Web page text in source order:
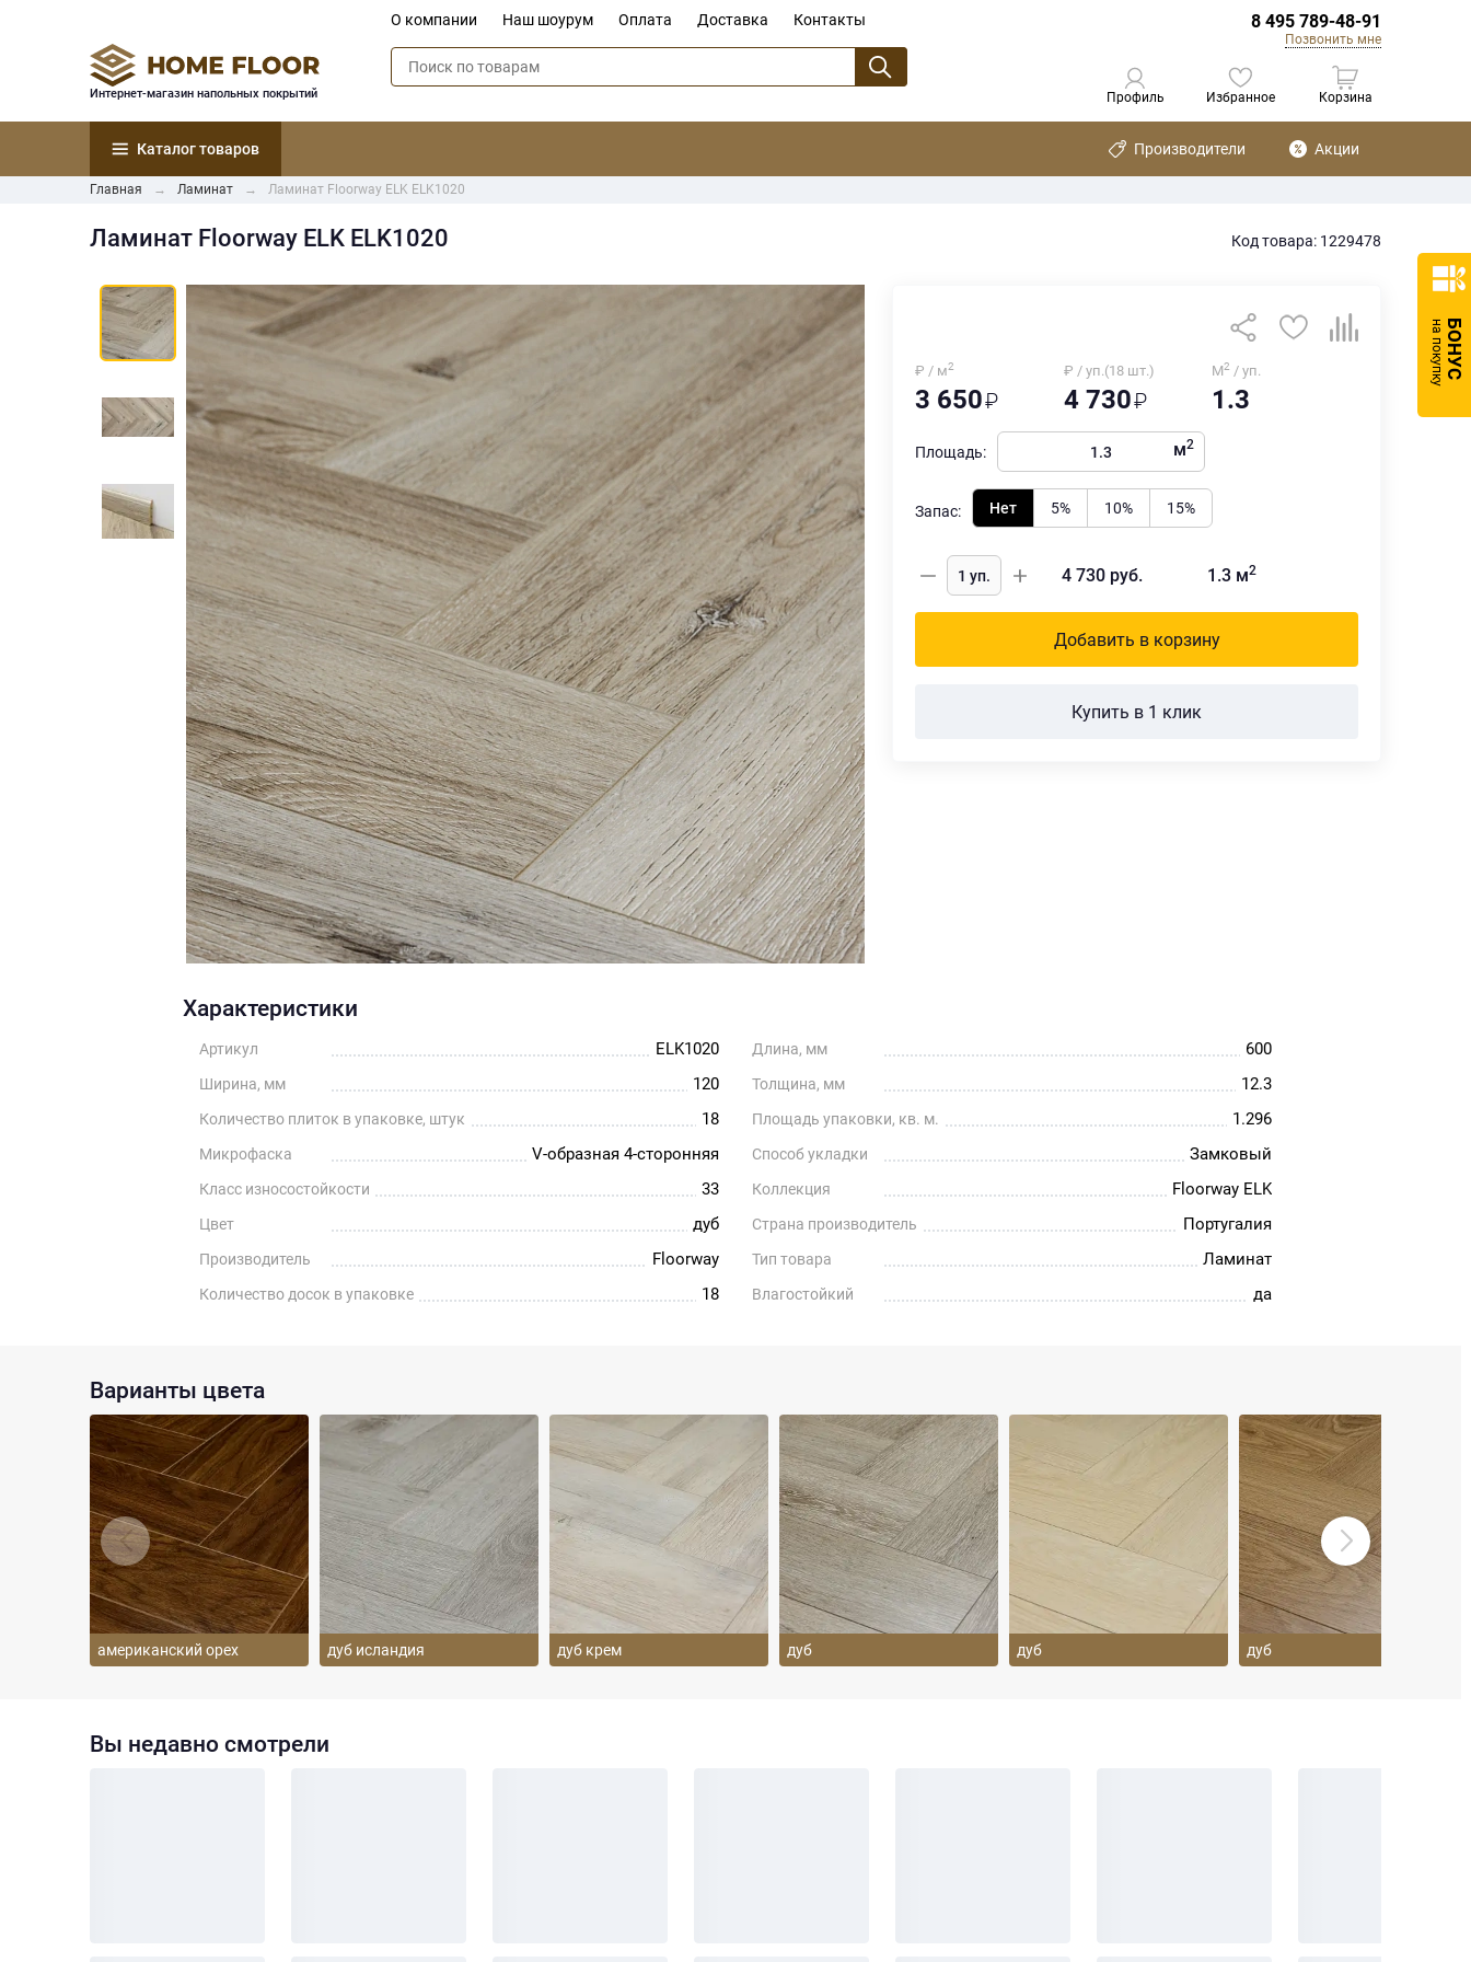
БОНУС
на покупку
О компании Наш шоурум Оплата Доставка Контакты 8 495 789-48-91
Позвонить мне
Интернет-магазин напольных покрытий Профиль Избранное Корзина
Каталог товаров Производители Акции
Главная Ламинат Ламинат Floorway ELK ELK1020
Ламинат Floorway ELK ELK1020 Код товара: 1229478
₽ / м2
3 650
₽ / уп.(18 шт.)
4 730
М2 / уп.
1.3
Площадь: м2
Запас: Нет 5% 10% 15%
4 730руб. 1.3 м2
Добавить в корзину
Купить в 1 клик
Характеристики
Артикул ELK1020 Длина, мм 600
Ширина, мм 120 Толщина, мм 12.3
Количество плиток в упаковке, штук 18 Площадь упаковки, кв. м. 1.296
Микрофаска V-образная 4-сторонняя Способ укладки Замковый
Класс износостойкости 33 Коллекция Floorway ELK
Цвет дуб Страна производитель Португалия
Производитель Floorway Тип товара Ламинат
Количество досок в упаковке 18 Влагостойкий да
Варианты цвета
американский орех дуб исландия дуб крем дуб дуб дуб
Вы недавно смотрели